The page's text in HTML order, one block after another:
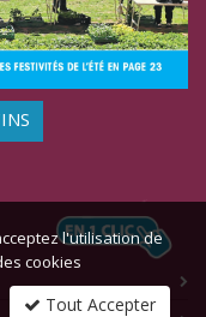
l'utilisation de
cookies
Tout Accepter